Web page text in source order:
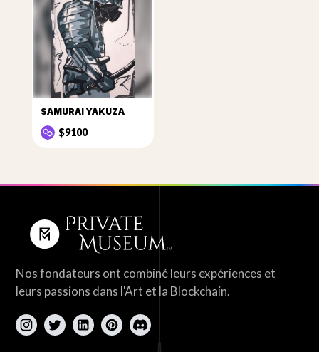
SAMURAI YAKUZA
$9100
Nos fondateurs ont combiné leurs expériences et
leurs passions dans l'Art et la Blockchain.